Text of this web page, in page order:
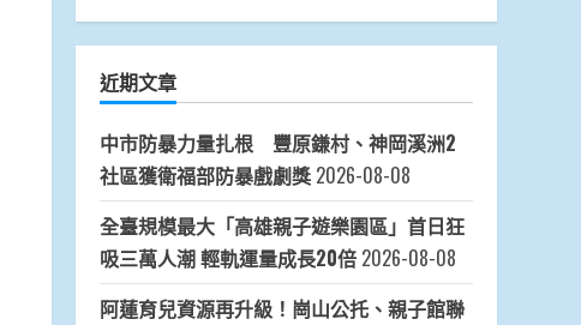
近期文章
中市防暴力量扎根 豐原鎌村、神岡溪洲2
社區獲衛福部防暴戲劇獎 2026-08-08
全臺規模最大「高雄親子遊樂園區」首日狂
吸三萬人潮 輕軌運量成長20倍 2026-08-08
阿蓮育兒資源再升級！崗山公托、親子館聯